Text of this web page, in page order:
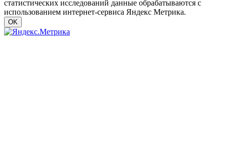
статистических исследований данные обрабатываются с
использованием интернет-сервиса Яндекс Метрика.
OK